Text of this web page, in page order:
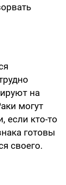
на
могут
если кто-то
готовы
своего.